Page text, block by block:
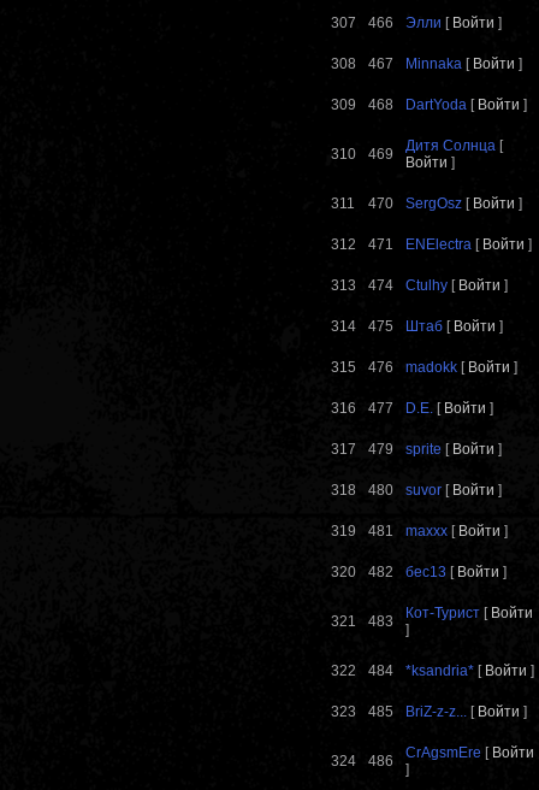
307 466 Элли [ Войти ]
308 467 Minnaka [ Войти ]
309 468 DartYoda [ Войти ]
310 469 Дитя Солнца [
Войти ]
311 470 SergOsz [ Войти ]
312 471 ENElectra [ Войти ]
313 474 Ctulhy [ Войти ]
314 475 Штаб [ Войти ]
315 476 madokk [ Войти ]
316 477 D.E. [ Войти ]
317 479 sprite [ Войти ]
318 480 suvor [ Войти ]
319 481 maxxx [ Войти ]
320 482 бес13 [ Войти ]
321 483 Кот-Турист [ Войти
]
322 484 *ksandria* [ Войти ]
323 485 BriZ-z-z... [ Войти ]
324 486 CrAgsmEre [ Войти
]